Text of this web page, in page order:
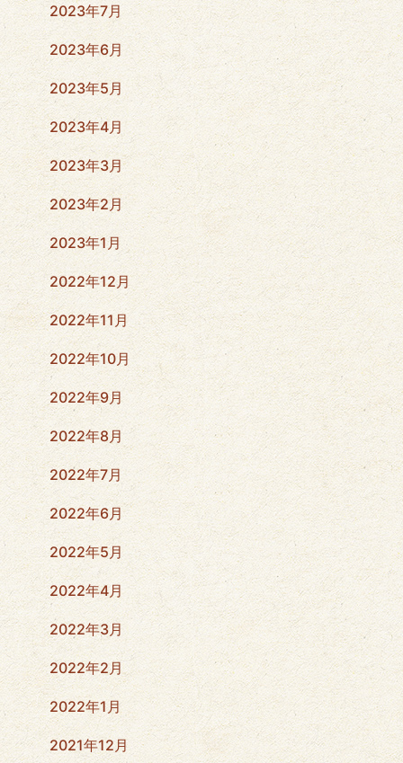
2023年7月
2023年6月
2023年5月
2023年4月
2023年3月
2023年2月
2023年1月
2022年12月
2022年11月
2022年10月
2022年9月
2022年8月
2022年7月
2022年6月
2022年5月
2022年4月
2022年3月
2022年2月
2022年1月
2021年12月